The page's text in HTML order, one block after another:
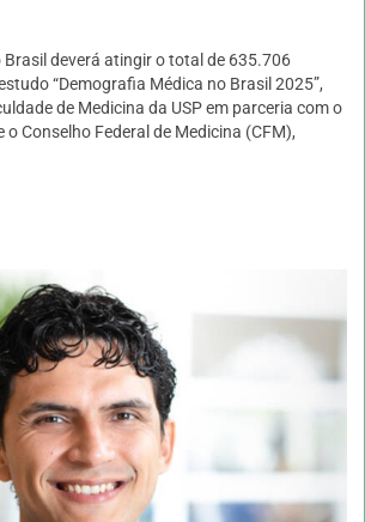
Brasil deverá atingir o total de 635.706
“Demografia Médica no Brasil 2025”,
de Medicina da USP em parceria com o
o Conselho Federal de Medicina (CFM),